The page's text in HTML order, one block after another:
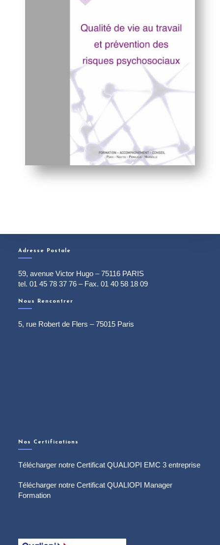
Adresse Postale
59, avenue Victor Hugo – 75116 PARIS
tel. 01 45 78 37 76 – Fax. 01 40 58 18 09
Nous Rencontrer
5, rue Robert de Flers – 75015 Paris
Nos Certifications
Télécharger notre Certificat QUALIOPI EMC 3 entreprise
Télécharger notre Certificat QUALIOPI Manager
Formation